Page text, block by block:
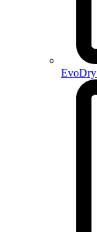
EvoDry